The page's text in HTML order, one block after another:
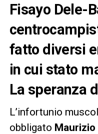
Fisayo Dele-
fatto diversi
in cui stato
La speranza
L’infortunio
obbligato Maurizio